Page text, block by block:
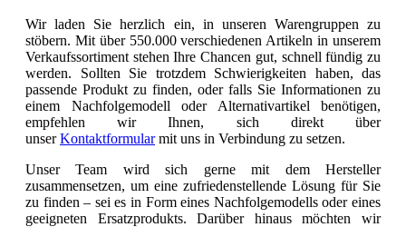
Wir laden Sie herzlich ein, in unseren Warengruppen zu
stöbern. Mit über 550.000 verschiedenen Artikeln in unserem
Verkaufssortiment stehen Ihre Chancen gut, schnell fündig zu
werden. Sollten Sie trotzdem Schwierigkeiten haben, das
passende Produkt zu finden, oder falls Sie Informationen zu
einem Nachfolgemodell oder Alternativartikel benötigen,
empfehlen wir Ihnen, sich direkt über
unserKontaktformularmit uns in Verbindung zu setzen.
Unser Team wird sich gerne mit dem Hersteller
zusammensetzen, um eine zufriedenstellende Lösung für Sie
zu finden – sei es in Form eines Nachfolgemodells oder eines
geeigneten Ersatzprodukts. Darüber hinaus möchten wir